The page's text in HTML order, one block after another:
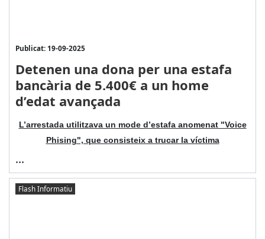
Publicat: 19-09-2025
Detenen una dona per una estafa
bancària de 5.400€ a un home
d’edat avançada
L’arrestada utilitzava un mode d’estafa anomenat "Voice
Phising", que consisteix a trucar la víctima
...
Flash Informatiu